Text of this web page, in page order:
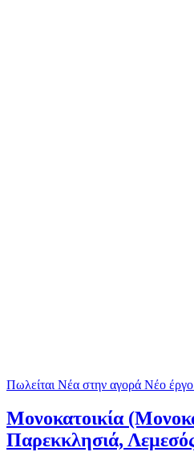
Πωλείται Νέα στην αγορά Νέο έργο
Μονοκατοικία
Παρεκκλησιά,